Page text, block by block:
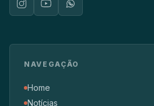
NAVEGAÇÃO
Home
Notícias